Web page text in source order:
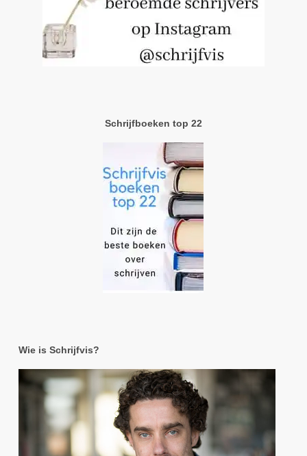
Schrijfboeken top 22
Wie is Schrijfvis?